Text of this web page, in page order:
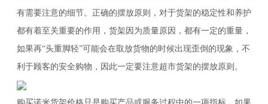
有需要注意的细节。正确的摆放原则，对于货架的稳定性和养护
都有着至关重要的作用，货架因为质量原因，都有一定的重量，
如果再“头重脚轻”可能会在取放货物的时候出现歪倒的现象，不
利于顾客的安全购物，因此一定要注意超市货架的摆放原则。